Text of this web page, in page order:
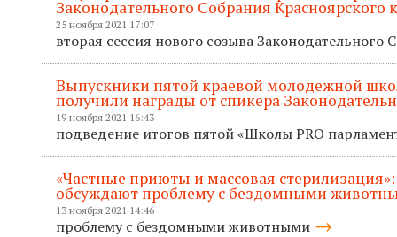
Законодательного Собрания Красноярского
25 ноября 2021 17:07
вторая сессия нового созыва Законодательного
Выпускники пятой краевой молодежной
получили награды от спикера
19 ноября 2021 16:43
подведение итогов пятой «Школы PRO
«Частные приюты и массовая
обсуждают проблему с бездомными
13 ноября 2021 14:46
проблему с бездомными животными